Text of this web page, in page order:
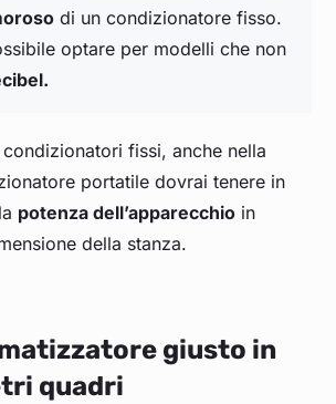
di un condizionatore fisso.
optare per modelli che non
fissi, anche nella
portatile dovrai tenere in
potenza dell’apparecchio in
della stanza.
giusto in
quadri